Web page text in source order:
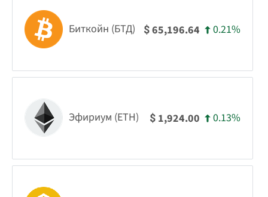
Биткойн (БТД) $65,196.64 0.21%
Эфириум (ETH) $ 1,924.00 0.13%